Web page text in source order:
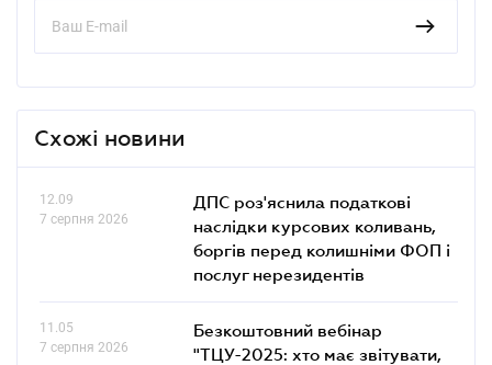
Схожі новини
12.09
7 серпня 2026
ДПС роз'яснила податкові
наслідки курсових коливань,
боргів перед колишніми ФОП і
послуг нерезидентів
11.05
7 серпня 2026
Безкоштовний вебінар
"ТЦУ-2025: хто має звітувати,